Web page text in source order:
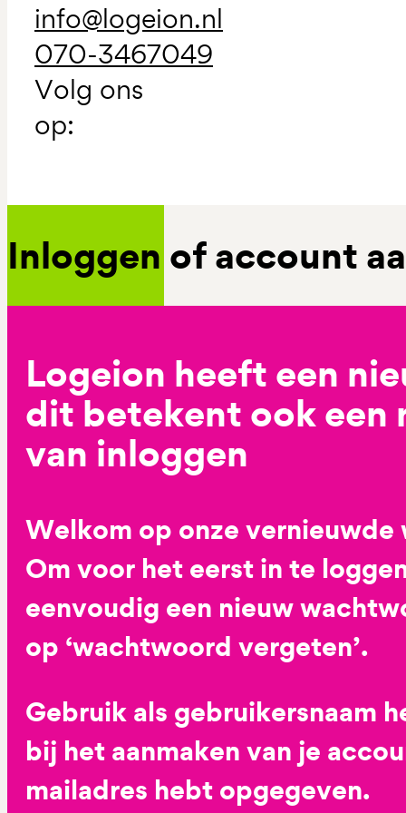
info@logeion.nl
070-3467049
Volg ons
op:
Inloggen of account
Logeion heeft een
dit betekent ook een
van inloggen
Welkom op onze vernieuwde
Om voor het eerst in te
eenvoudig een nieuw
op ‘wachtwoord vergeten’.
Gebruik als gebruikersnaam
bij het aanmaken van je
mailadres hebt opgegeven.